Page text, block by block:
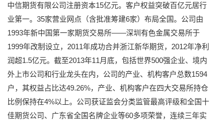
中信期货有限公司注册资本15亿元。客户权益突破百亿元居行
业第一。35家营业网点（含批准筹建6家）布局全国。公司由
1993年新中国第一家期货交易所——深圳有色金属交易所于
1999年改制设立，2011年成功合并浙江新华期货，2012年净利
润超1.5亿元。截至2013年11月底，包括世界500强企业、境内
外上市公司和行业龙头在内，公司的产业、机构客户总数1594
户，其权益占比达49.26%，产业、机构客户在四大交易所持仓
比例保持在4%以上。公司获证监会分类监管最高评级和全国十
佳期货公司、广东省全国名牌企业等60多项荣誉，连续三年实